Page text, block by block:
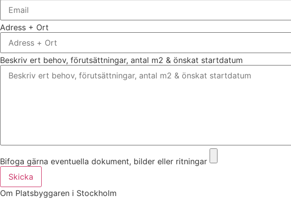
Adress + Ort
Beskriv ert behov, förutsättningar, antal m2 & önskat startdatum
Bifoga gärna eventuella dokument, bilder eller ritningar
Skicka
Om Platsbyggaren i Stockholm